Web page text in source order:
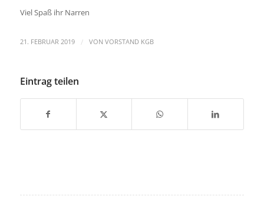
Viel Spaß ihr Narren
21. FEBRUAR 2019 / VON VORSTAND KGB
Eintrag teilen